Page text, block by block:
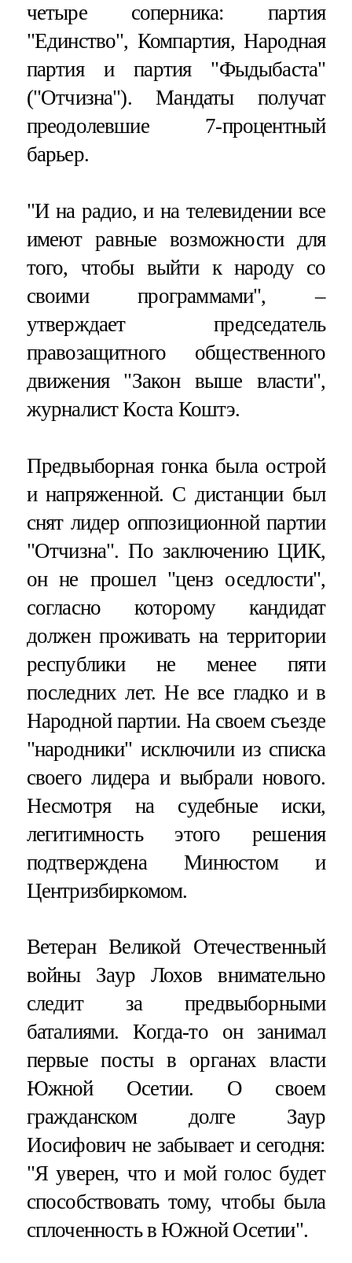
четыре соперника: партия
"Единство", Компартия, Народная
партия и партия "Фыдыбаста"
("Отчизна"). Мандаты получат
преодолевшие 7-процентный
барьер.
"И на радио, и на телевидении все
имеют равные возможности для
того, чтобы выйти к народу со
своими программами", –
утверждает председатель
правозащитного общественного
движения "Закон выше власти",
журналист Коста Коштэ.
Предвыборная гонка была острой
и напряженной. С дистанции был
снят лидер оппозиционной партии
"Отчизна". По заключению ЦИК,
он не прошел "ценз оседлости",
согласно которому кандидат
должен проживать на территории
республики не менее пяти
последних лет. Не все гладко и в
Народной партии. На своем съезде
"народники" исключили из списка
своего лидера и выбрали нового.
Несмотря на судебные иски,
легитимность этого решения
подтверждена Минюстом и
Центризбиркомом.
Ветеран Великой Отечественный
войны Заур Лохов внимательно
следит за предвыборными
баталиями. Когда-то он занимал
первые посты в органах власти
Южной Осетии. О своем
гражданском долге Заур
Иосифович не забывает и сегодня:
"Я уверен, что и мой голос будет
способствовать тому, чтобы была
сплоченность в Южной Осетии".